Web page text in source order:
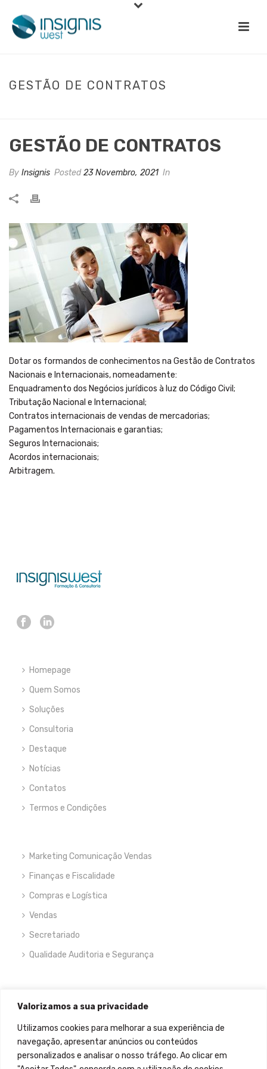
Valorizamos a sua privacidade
Utilizamos cookies para melhorar a sua experiência de
navegação, apresentar anúncios ou conteúdos
personalizados e analisar o nosso tráfego. Ao clicar em
GESTÃO DE CONTRATOS
GESTÃO DE CONTRATOS
By Insignis Posted23 Novembro, 2021 In
Dotar os formandos de conhecimentos na Gestão de Contratos
Nacionais e Internacionais, nomeadamente:
Enquadramento dos Negócios jurídicos à luz do Código Civil;
Tributação Nacional e Internacional;
Contratos internacionais de vendas de mercadorias;
Pagamentos Internacionais e garantias;
Seguros Internacionais;
Acordos internacionais;
Arbitragem.
Homepage
Quem Somos
Soluções
Consultoria
Destaque
Notícias
Contatos
Termos e Condições
Marketing Comunicação Vendas
Finanças e Fiscalidade
Compras e Logística
Vendas
Secretariado
Qualidade Auditoria e Segurança